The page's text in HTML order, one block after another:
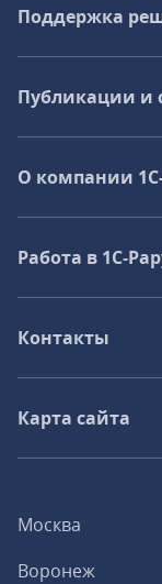
Москва
Воронеж
Поддержка
Публикации и
О компании
Работа в
Контакты
Карта сайта